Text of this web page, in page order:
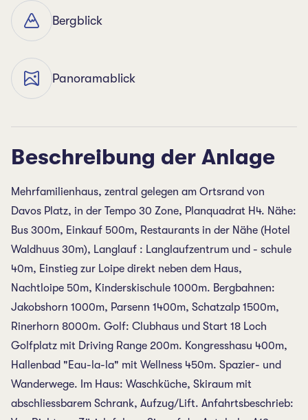
Bergblick
Panoramablick
Beschreibung der Anlage
Mehrfamilienhaus, zentral gelegen am Ortsrand von
Davos Platz, in der Tempo 30 Zone, Planquadrat H4. Nähe:
Bus 300m, Einkauf 500m, Restaurants in der Nähe (Hotel
Waldhuus 30m), Langlauf : Langlaufzentrum und - schule
40m, Einstieg zur Loipe direkt neben dem Haus,
Nachtloipe 50m, Kinderskischule 1000m. Bergbahnen:
Jakobshorn 1000m, Parsenn 1400m, Schatzalp 1500m,
Rinerhorn 8000m. Golf: Clubhaus und Start 18 Loch
Golfplatz mit Driving Range 200m. Kongresshasu 400m,
Hallenbad "Eau-la-la" mit Wellness 450m. Spazier- und
Wanderwege. Im Haus: Waschküche, Skiraum mit
abschliessbarem Schrank, Aufzug/Lift. Anfahrtsbeschrieb: